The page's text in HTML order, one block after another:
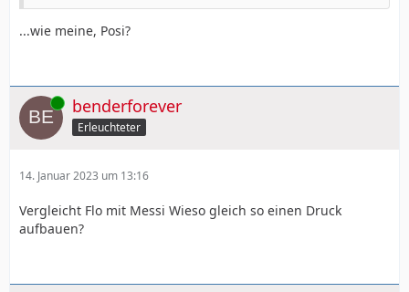
...wie meine, Posi?
Online benderforever
Erleuchteter
14. Januar 2023 um 13:16
Vergleicht Flo mit Messi Wieso gleich so einen Druck
aufbauen?